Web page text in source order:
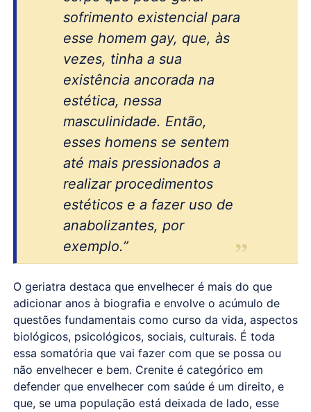
sofrimento existencial para
esse homem gay, que, às
vezes, tinha a sua
existência ancorada na
estética, nessa
masculinidade. Então,
esses homens se sentem
até mais pressionados a
realizar procedimentos
estéticos e a fazer uso de
anabolizantes, por
exemplo.”
O geriatra destaca que envelhecer é mais do que
adicionar anos à biografia e envolve o acúmulo de
questões fundamentais como curso da vida, aspectos
biológicos, psicológicos, sociais, culturais. É toda
essa somatória que vai fazer com que se possa ou
não envelhecer e bem. Crenite é categórico em
defender que envelhecer com saúde é um direito, e
que, se uma população está deixada de lado, esse